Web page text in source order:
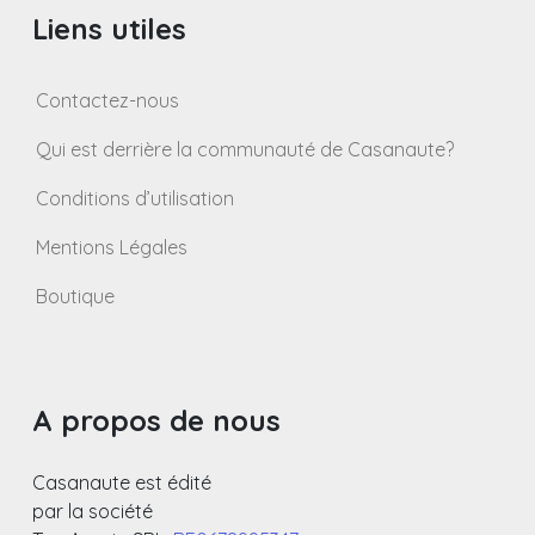
Liens utiles
Contactez-nous
Qui est derrière la communauté de Casanaute?
Conditions d’utilisation
Mentions Légales
Boutique
A propos de nous
Casanaute est édité
par la société